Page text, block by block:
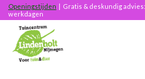
Openingstijden | Gratis & deskundig
werkdagen